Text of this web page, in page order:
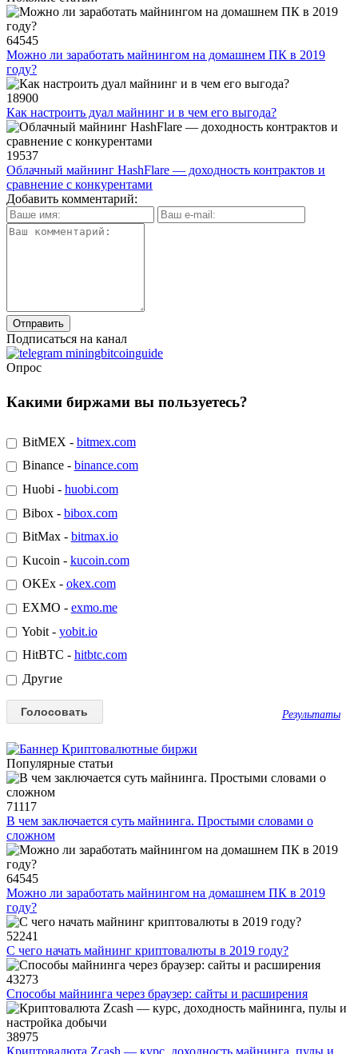
64545
Можно ли заработать майнингом на домашнем ПК в 2019
году?
18900
Как настроить дуал майнинг и в чем его выгода?
19537
Облачный майнинг HashFlare — доходность контрактов и
сравнение с конкурентами
Добавить комментарий:
Подписаться на канал
Опрос
Какими биржами вы пользуетесь?
BitMEX - bitmex.com
Binance - binance.com
Huobi - huobi.com
Bibox - bibox.com
BitMax - bitmax.io
Kucoin - kucoin.com
OKEx - okex.com
EXMO - exmo.me
Yobit - yobit.io
HitBTC - hitbtc.com
Другие
Результаты
Популярные статьи
71117
В чем заключается суть майнинга. Простыми словами о
сложном
64545
Можно ли заработать майнингом на домашнем ПК в 2019
году?
52241
С чего начать майнинг криптовалюты в 2019 году?
43273
Способы майнинга через браузер: сайты и расширения
38975
Криптовалюта Zcash — курс, доходность майнинга, пулы и